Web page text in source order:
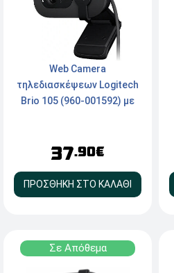
Web Camera
τηλεδιασκέψεων Logitech
Brio 105 (960-001592) με
RightLight 2,
και κλείστρο
ιδιωτικότητας
37.90€
ΠΡΟΣΘΗΚΗ ΣΤΟ ΚΑΛΑΘΙ
Σε Απόθεμα